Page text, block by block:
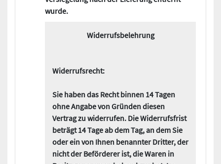
wurde.
Widerrufsbelehrung
Widerrufsrecht:
Sie haben das Recht binnen 14 Tagen
ohne Angabe von Gründen diesen
Vertrag zu widerrufen. Die Widerrufsfrist
beträgt 14 Tage ab dem Tag, an dem Sie
oder ein von Ihnen benannter Dritter, der
nicht der Beförderer ist, die Waren in